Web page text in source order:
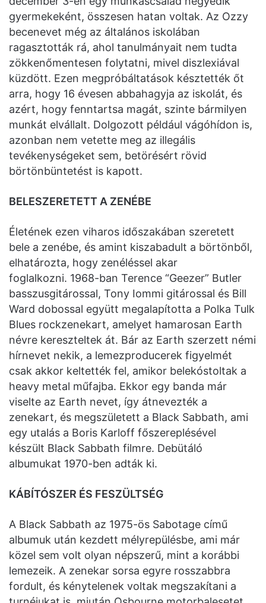
gyermekeként, összesen hatan voltak. Az Ozzy
becenevet még az általános iskolában
ragasztották rá, ahol tanulmányait nem tudta
zökkenőmentesen folytatni, mivel diszlexiával
küzdött. Ezen megpróbáltatások késztették őt
arra, hogy 16 évesen abbahagyja az iskolát, és
azért, hogy fenntartsa magát, szinte bármilyen
munkát elvállalt. Dolgozott például vágóhídon is,
azonban nem vetette meg az illegális
tevékenységeket sem, betörésért rövid
börtönbüntetést is kapott.
BELESZERETETT A ZENÉBE
Életének ezen viharos időszakában szeretett
bele a zenébe, és amint kiszabadult a börtönből,
elhatározta, hogy zenéléssel akar
foglalkozni. 1968-ban Terence “Geezer” Butler
basszusgitárossal, Tony Iommi gitárossal és Bill
Ward dobossal együtt megalapította a Polka Tulk
Blues rockzenekart, amelyet hamarosan Earth
névre kereszteltek át. Bár az Earth szerzett némi
hírnevet nekik, a lemezproducerek figyelmét
csak akkor keltették fel, amikor belekóstoltak a
heavy metal műfajba. Ekkor egy banda már
viselte az Earth nevet, így átnevezték a
zenekart, és megszületett a Black Sabbath, ami
egy utalás a Boris Karloff főszereplésével
készült Black Sabbath filmre. Debütáló
albumukat 1970-ben adták ki.
KÁBÍTÓSZER ÉS FESZÜLTSÉG
A Black Sabbath az 1975-ös Sabotage című
albumuk után kezdett mélyrepülésbe, ami már
közel sem volt olyan népszerű, mint a korábbi
lemezeik. A zenekar sorsa egyre rosszabbra
fordult, és kénytelenek voltak megszakítani a